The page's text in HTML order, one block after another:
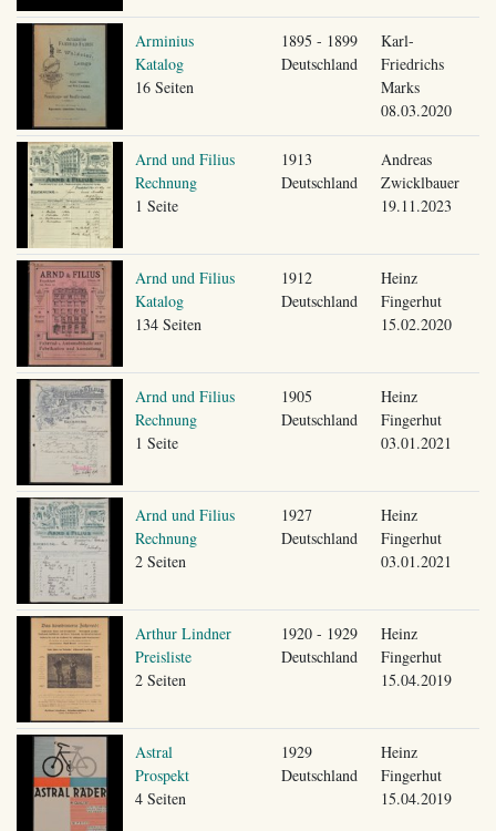
Arminius
Katalog
16 Seiten
1895 - 1899
Deutschland
Karl-
Friedrichs
Marks
08.03.2020
Arnd und Filius
Rechnung
1 Seite
1913
Deutschland
Andreas
Zwicklbauer
19.11.2023
Arnd und Filius
Katalog
134 Seiten
1912
Deutschland
Heinz
Fingerhut
15.02.2020
Arnd und Filius
Rechnung
1 Seite
1905
Deutschland
Heinz
Fingerhut
03.01.2021
Arnd und Filius
Rechnung
2 Seiten
1927
Deutschland
Heinz
Fingerhut
03.01.2021
Arthur Lindner
Preisliste
2 Seiten
1920 - 1929
Deutschland
Heinz
Fingerhut
15.04.2019
Astral
Prospekt
4 Seiten
1929
Deutschland
Heinz
Fingerhut
15.04.2019